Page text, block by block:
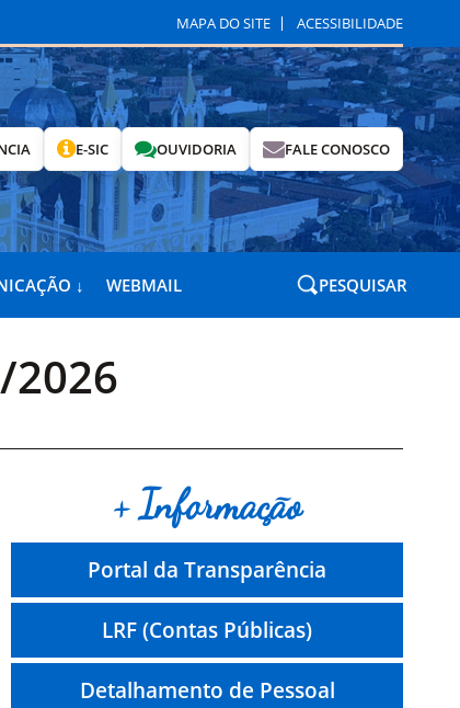
MAPA DO SITE ACESSIBILIDADE
E-SIC OUVIDORIA FALE CONOSCO
↓ WEBMAIL PESQUISAR
2026
+ Informação
Portal da Transparência
LRF (Contas Públicas)
Detalhamento de Pessoal